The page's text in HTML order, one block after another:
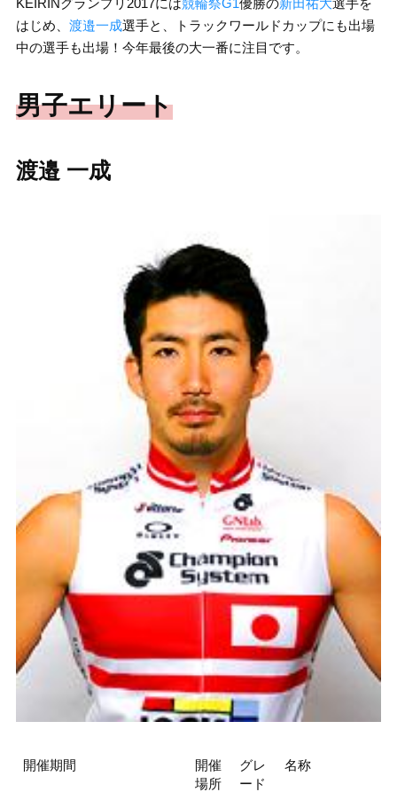
はじめ、 渡邉一成選手と、トラックワールドカップにも出場
中の選手も出場！今年最後の大一番に注目です。
男子エリート
渡邉 一成
開催期間
開催
場所
グレ
ード
名称